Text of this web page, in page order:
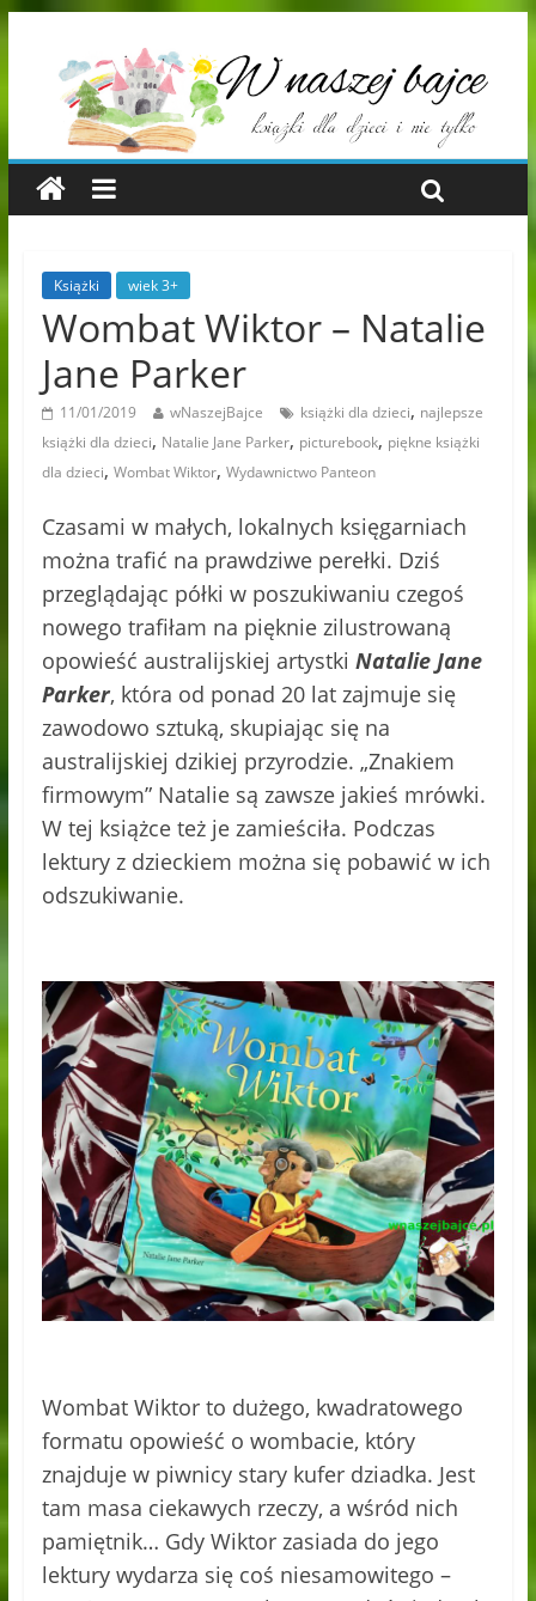
Książki wiek 3+
Wombat Wiktor – Natalie
Jane Parker
11/01/2019 wNaszejBajce książki dla dzieci, najlepsze
książki dla dzieci, Natalie Jane Parker, picturebook, piękne książki
dla dzieci, Wombat Wiktor, Wydawnictwo Panteon
Czasami w małych, lokalnych księgarniach
można trafić na prawdziwe perełki. Dziś
przeglądając półki w poszukiwaniu czegoś
nowego trafiłam na pięknie zilustrowaną
opowieść australijskiej artystki Natalie Jane
Parker, która od ponad 20 lat zajmuje się
zawodowo sztuką, skupiając się na
australijskiej dzikiej przyrodzie. „Znakiem
firmowym” Natalie są zawsze jakieś mrówki.
W tej książce też je zamieściła. Podczas
lektury z dzieckiem można się pobawić w ich
odszukiwanie.
Wombat Wiktor to dużego, kwadratowego
formatu opowieść o wombacie, który
znajduje w piwnicy stary kufer dziadka. Jest
tam masa ciekawych rzeczy, a wśród nich
pamiętnik… Gdy Wiktor zasiada do jego
lektury wydarza się coś niesamowitego –